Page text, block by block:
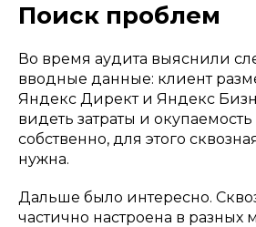
Поиск проблем
Во время аудита выяснили
вводные данные: клиент
Яндекс Директ и Яндекс
видеть затраты и окупаемость
собственно, для этого
нужна.
Дальше было интересно.
частично настроена в разных